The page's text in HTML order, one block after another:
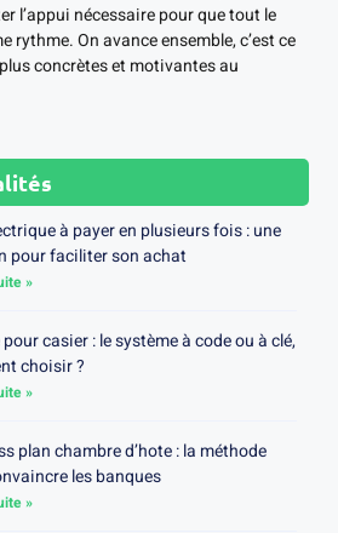
l’appui nécessaire pour que tout le
rythme. On avance ensemble, c’est ce
concrètes et motivantes au
à payer en plusieurs fois : une
pour faciliter son achat
»
casier : le système à code ou à clé,
choisir ?
»
plan chambre d’hote : la méthode
les banques
»